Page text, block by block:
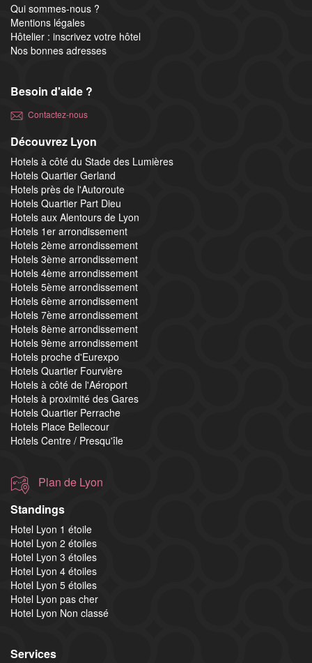
Qui sommes-nous ?
Mentions légales
Hôtelier : inscrivez votre hôtel
Nos bonnes adresses
Besoin d'aide ?
Contactez-nous
Découvrez Lyon
Hotels à côté du Stade des Lumières
Hotels Quartier Gerland
Hotels près de l'Autoroute
Hotels Quartier Part Dieu
Hotels aux Alentours de Lyon
Hotels 1er arrondissement
Hotels 2ème arrondissement
Hotels 3ème arrondissement
Hotels 4ème arrondissement
Hotels 5ème arrondissement
Hotels 6ème arrondissement
Hotels 7ème arrondissement
Hotels 8ème arrondissement
Hotels 9ème arrondissement
Hotels proche d'Eurexpo
Hotels Quartier Fourvière
Hotels à côté de l'Aéroport
Hotels à proximité des Gares
Hotels Quartier Perrache
Hotels Place Bellecour
Hotels Centre / Presqu'île
Plan de Lyon
Standings
Hotel Lyon 1 étoile
Hotel Lyon 2 étoiles
Hotel Lyon 3 étoiles
Hotel Lyon 4 étoiles
Hotel Lyon 5 étoiles
Hotel Lyon pas cher
Hotel Lyon Non classé
Services